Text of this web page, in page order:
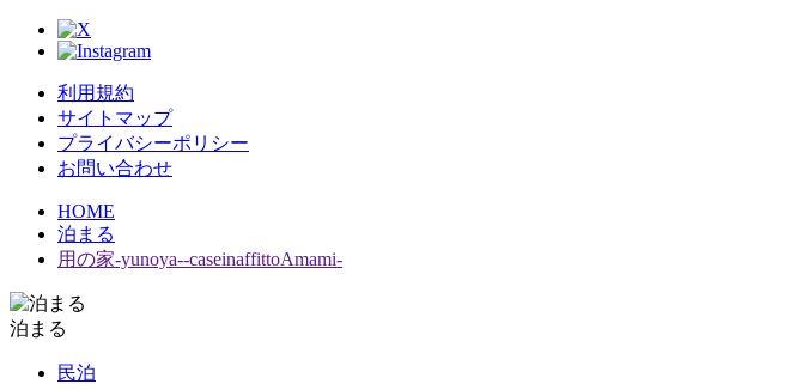
利用規約
サイトマップ
プライバシーポリシー
お問い合わせ
HOME
泊まる
用の家‐yunoya‐‐caseinaffittoAmami‐
泊まる
民泊